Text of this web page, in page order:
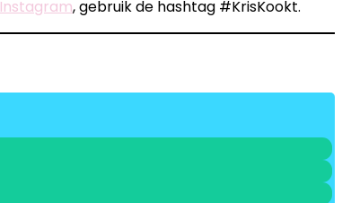
Instagram, gebruik de hashtag #KrisKookt.